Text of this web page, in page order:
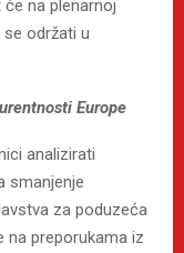
na plenarnoj
održati u
Europe
analizirati
smanjenje
za poduzeća
na preporukama iz